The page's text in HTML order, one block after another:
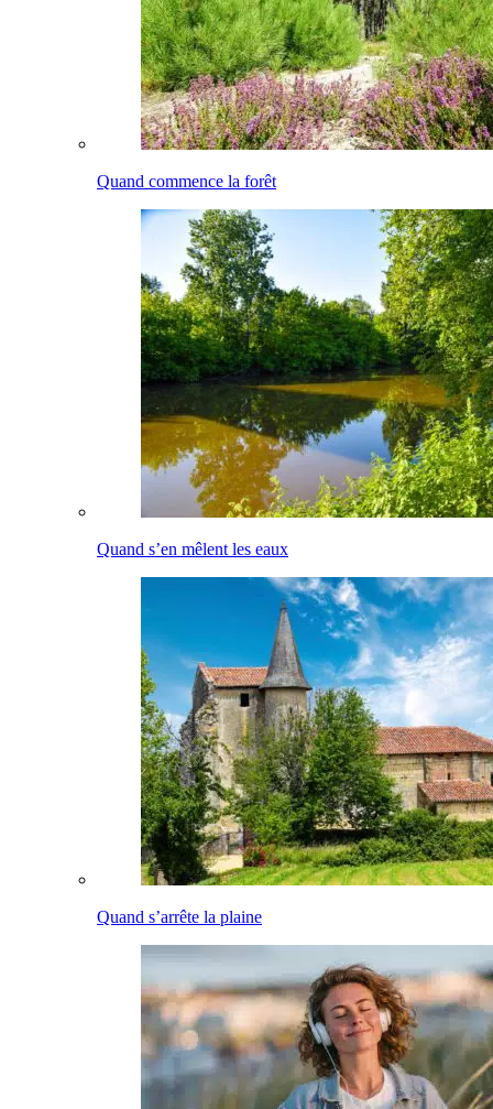
Quand commence la forêt
Quand s’en mêlent les eaux
Quand s’arrête la plaine